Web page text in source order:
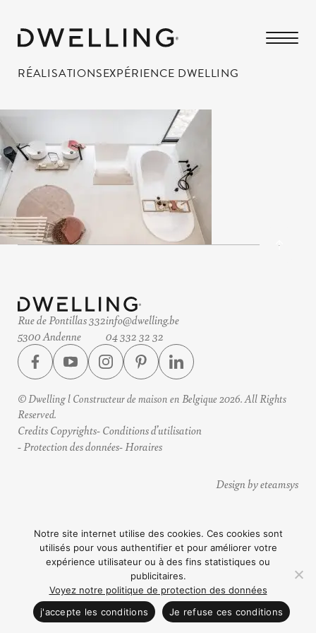
RÉALISATIONSEXPÉRIENCE DWELLING
CONTACTEZ NOUS
Rue de Pontillas 332
5300 Andenne
info@dwelling.be
04 332 32 32
© Dwelling l Constructeur de maison en Belgique 2026. All Rights
Reserved.
Credits Copyrights Conditions d’utilisation
Protection des données Horaires
Design by eteamsys
Notre site internet utilise des cookies. Ces cookies sont
utilisés pour vous authentifier et pour améliorer votre
expérience utilisateur ou à des fins statistiques ou
publicitaires.
Voyez notre politique de protection des données
j'accepte les conditions
Je refuse ces conditions